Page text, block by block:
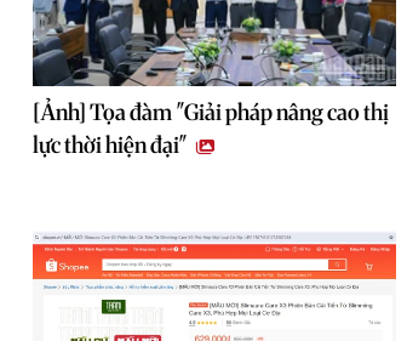
[Ảnh] Tọa đàm "Giải pháp nâng cao thị
lực thời hiện đại"